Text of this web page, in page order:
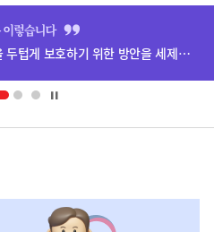
(보도설명) 정부는 거주용 1주택을 두텁게 보호하기 위한 방안을 세제개편안에 담았습니다.